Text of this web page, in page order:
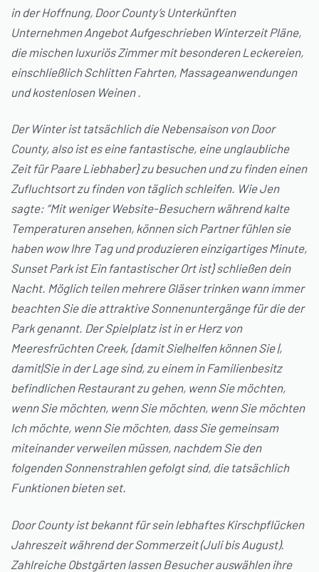
in der Hoffnung, Door County’s Unterkünften
Unternehmen Angebot Aufgeschrieben Winterzeit Pläne,
die mischen luxuriös Zimmer mit besonderen Leckereien,
einschließlich Schlitten Fahrten, Massageanwendungen
und kostenlosen Weinen .
Der Winter ist tatsächlich die Nebensaison von Door
County, also ist es eine fantastische, eine unglaubliche
Zeit für Paare Liebhaber} zu besuchen und zu finden einen
Zufluchtsort zu finden von täglich schleifen. Wie Jen
sagte: “Mit weniger Website-Besuchern während kalte
Temperaturen ansehen, können sich Partner fühlen sie
haben wow Ihre Tag und produzieren einzigartiges Minute,
Sunset Park ist Ein fantastischer Ort ist} schließen dein
Nacht. Möglich teilen mehrere Gläser trinken wann immer
beachten Sie die attraktive Sonnenuntergänge für die der
Park genannt. Der Spielplatz ist in er Herz von
Meeresfrüchten Creek, {damit Sie|helfen können Sie |,
damit|Sie in der Lage sind, zu einem in Familienbesitz
befindlichen Restaurant zu gehen, wenn Sie möchten,
wenn Sie möchten, wenn Sie möchten, wenn Sie möchten
Ich möchte, wenn Sie möchten, dass Sie gemeinsam
miteinander verweilen müssen, nachdem Sie den
folgenden Sonnenstrahlen gefolgt sind, die tatsächlich
Funktionen bieten set.
Door County ist bekannt für sein lebhaftes Kirschpflücken
Jahreszeit während der Sommerzeit (Juli bis August).
Zahlreiche Obstgärten lassen Besucher auswählen ihre